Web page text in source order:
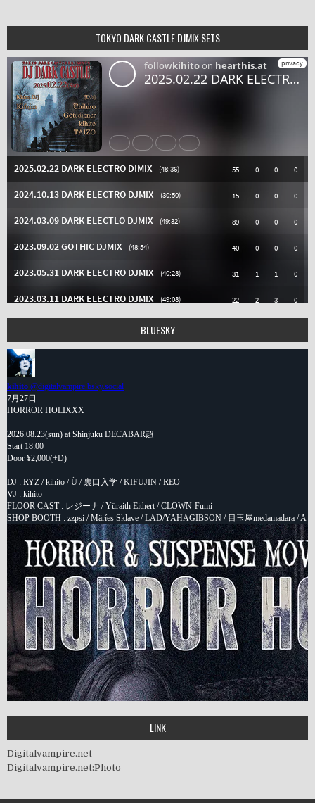
TOKYO DARK CASTLE DJMIX SETS
BLUESKY
LINK
Digitalvampire.net
Digitalvampire.net:Photo